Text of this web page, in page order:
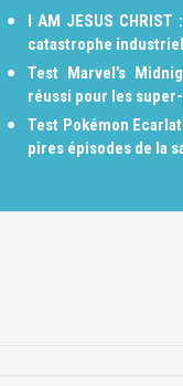
I AM JESUS
catastrophe
Test Marvel’s
réussi pour les
Test Pokémon
pires épisodes de la